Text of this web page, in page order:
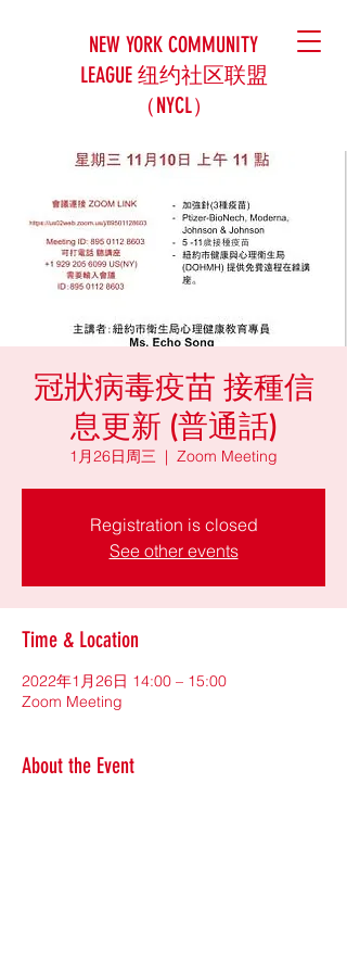
NEW YORK COMMUNITY
LEAGUE 纽约社区联盟
（NYCL）
冠狀病毒疫苗 接種信
息更新 (普通話)
1月26日周三
  |
Zoom Meeting
Registration is closed
See other events
Time & Location
2022年1月26日 14:00 – 15:00
Zoom Meeting
About the Event